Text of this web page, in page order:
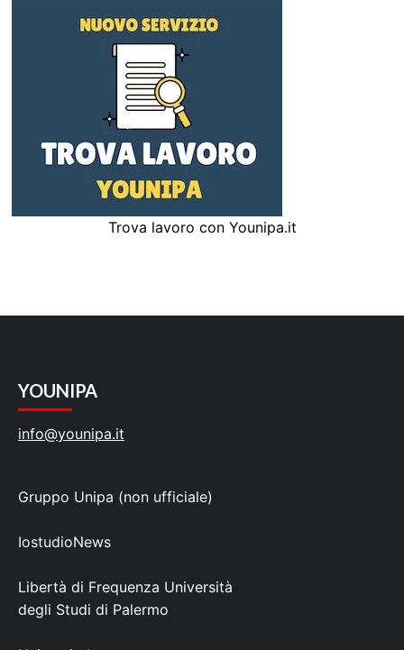
Trova lavoro con Younipa.it
YOUNIPA
info@younipa.it
Gruppo Unipa (non ufficiale)
IostudioNews
Libertà di Frequenza Università
degli Studi di Palermo